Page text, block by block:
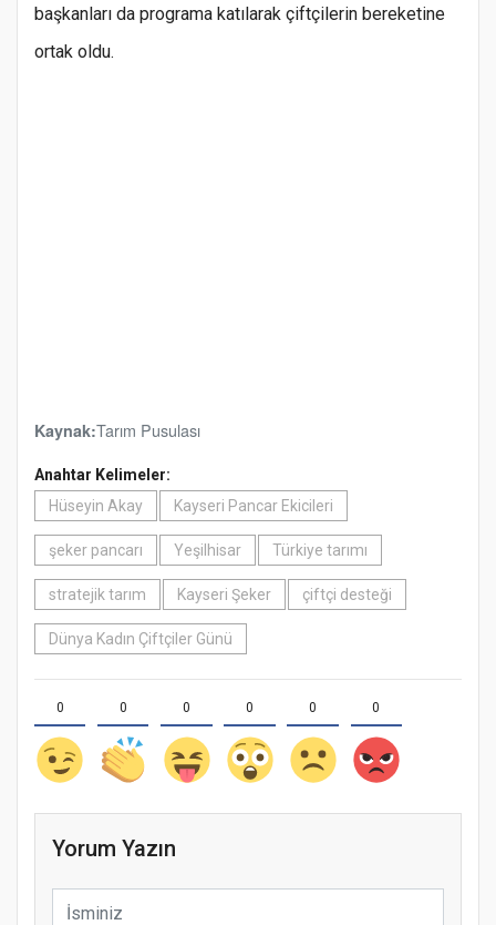
başkanları da programa katılarak çiftçilerin bereketine
ortak oldu.
Kaynak:Tarım Pusulası
Anahtar Kelimeler:
Hüseyin Akay
Kayseri Pancar Ekicileri
şeker pancarı Yeşilhisar Türkiye tarımı
stratejik tarım Kayseri Şeker çiftçi desteği
Dünya Kadın Çiftçiler Günü
0 0 0 0 0 0
Yorum Yazın